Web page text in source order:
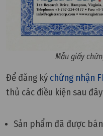
Mẫu giấy
Để đăng ký chứng nhận
thủ các điều kiện sau
Sản phẩm đã được